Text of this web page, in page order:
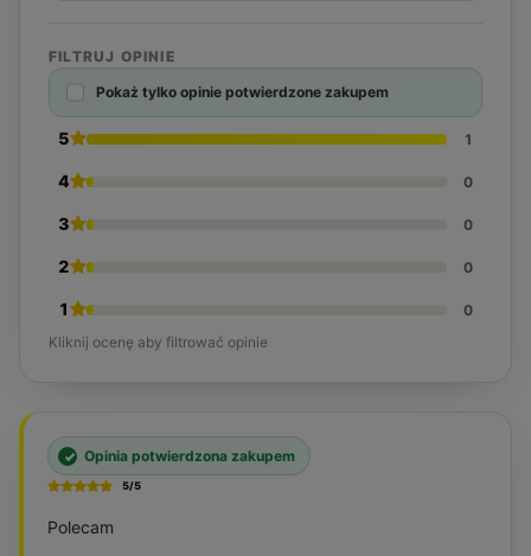
FILTRUJ OPINIE
Pokaż tylko opinie potwierdzone zakupem
5 1
4 0
3 0
2 0
1
0
Kliknij ocenę aby filtrować opinie
5/5
Opinia potwierdzona zakupem
Polecam